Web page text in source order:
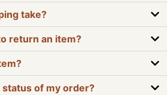
take?
return an item?
status of my order?